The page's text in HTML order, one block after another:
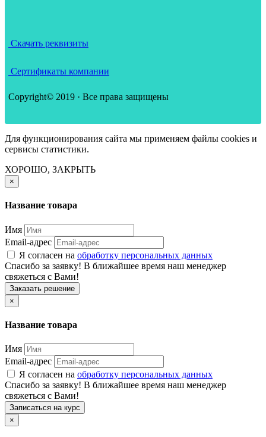
Скачать реквизиты
Сертификаты компании
Copyright© 2019 · Все права защищены
Для функционирования сайта мы применяем файлы cookies и
сервисы статистики.
ХОРОШО, ЗАКРЫТЬ
×
Название товара
Имя
Email-адрес
Я согласен на обработку персональных данных
Спасибо за заявку! В ближайшее время наш менеджер
свяжеться с Вами!
Заказать решение
×
Название товара
Имя
Email-адрес
Я согласен на обработку персональных данных
Спасибо за заявку! В ближайшее время наш менеджер
свяжеться с Вами!
Записаться на курс
×